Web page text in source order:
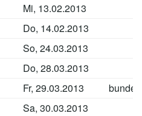
Mi, 13.02.2013
Do, 14.02.2013
So, 24.03.2013
Do, 28.03.2013
Fr, 29.03.2013
Sa, 30.03.2013